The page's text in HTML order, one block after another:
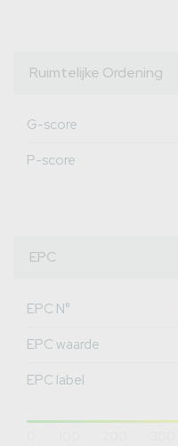
Ruimtelijke Ordening
G-score
P-score
EPC
EPC N°
EPC waarde
EPC label